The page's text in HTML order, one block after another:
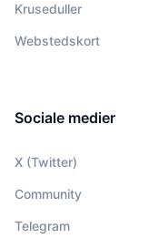
Kruseduller
Webstedskort
Sociale medier
X (Twitter)
Community
Telegram